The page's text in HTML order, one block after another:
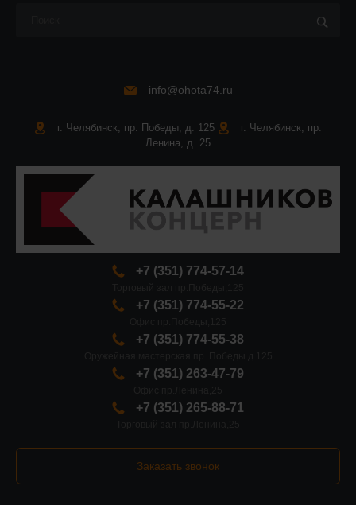
info@ohota74.ru
г. Челябинск, пр. Победы, д. 125
г. Челябинск, пр.
Ленина, д. 25
+7 (351) 774-57-14
+7 (351) 774-55-22
+7 (351) 774-55-38
+7 (351) 263-47-79
+7 (351) 265-88-71
Заказать звонок